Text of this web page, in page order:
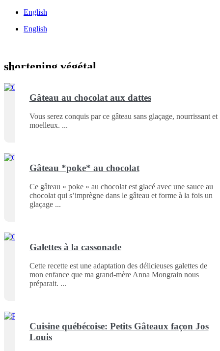
English
English
shortening végétal
Gâteau au chocolat aux dattes
Vous serez conquis par ce gâteau sans glaçage, nourrissant et
moelleux.
Gâteau *poke* au chocolat
Ce gâteau « poke » au chocolat est glacé avec une sauce au
chocolat qui s’imprègne dans le gâteau et forme à la fois un
glaçage
Galettes à la cassonade
Cette recette est une adaptation des délicieuses galettes de
mon enfance que ma grand-mère Anna Mongrain nous
préparait.
Cuisine québécoise: Petits Gâteaux façon Jos
Louis